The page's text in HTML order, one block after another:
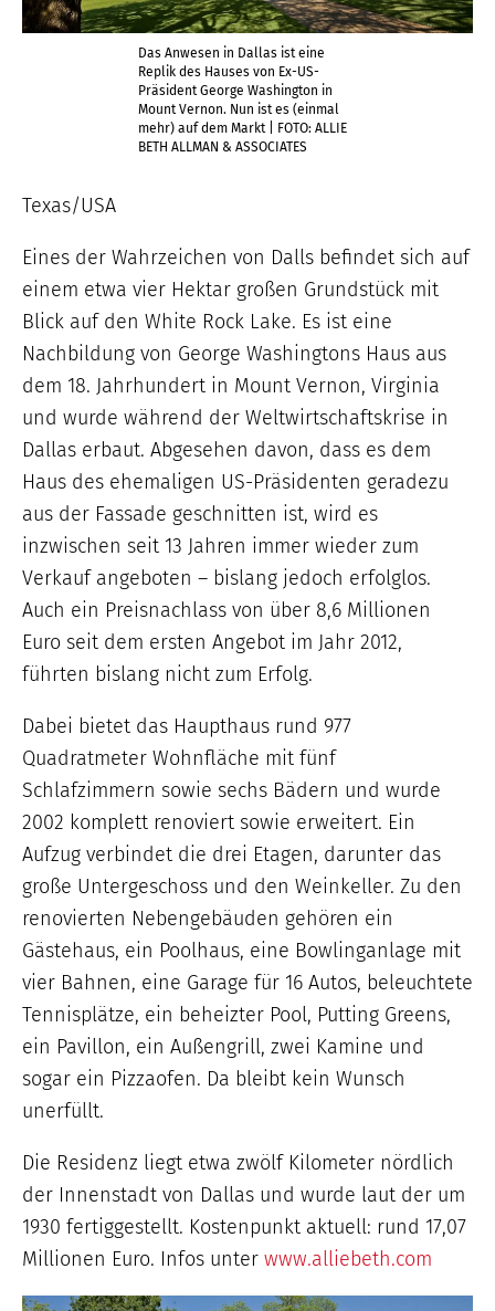
Das Anwesen in Dallas ist eine
Replik des Hauses von Ex-US-
Präsident George Washington in
Mount Vernon. Nun ist es (einmal
mehr) auf dem Markt | FOTO: ALLIE
BETH ALLMAN & ASSOCIATES
Texas/USA
Eines der Wahrzeichen von Dalls befindet sich auf
einem etwa vier Hektar großen Grundstück mit
Blick auf den White Rock Lake. Es ist eine
Nachbildung von George Washingtons Haus aus
dem 18. Jahrhundert in Mount Vernon, Virginia
und wurde während der Weltwirtschaftskrise in
Dallas erbaut. Abgesehen davon, dass es dem
Haus des ehemaligen US-Präsidenten geradezu
aus der Fassade geschnitten ist, wird es
inzwischen seit 13 Jahren immer wieder zum
Verkauf angeboten – bislang jedoch erfolglos.
Auch ein Preisnachlass von über 8,6 Millionen
Euro seit dem ersten Angebot im Jahr 2012,
führten bislang nicht zum Erfolg.
Dabei bietet das Haupthaus rund 977
Quadratmeter Wohnfläche mit fünf
Schlafzimmern sowie sechs Bädern und wurde
2002 komplett renoviert sowie erweitert. Ein
Aufzug verbindet die drei Etagen, darunter das
große Untergeschoss und den Weinkeller. Zu den
renovierten Nebengebäuden gehören ein
Gästehaus, ein Poolhaus, eine Bowlinganlage mit
vier Bahnen, eine Garage für 16 Autos, beleuchtete
Tennisplätze, ein beheizter Pool, Putting Greens,
ein Pavillon, ein Außengrill, zwei Kamine und
sogar ein Pizzaofen. Da bleibt kein Wunsch
unerfüllt.
Die Residenz liegt etwa zwölf Kilometer nördlich
der Innenstadt von Dallas und wurde laut der um
1930 fertiggestellt. Kostenpunkt aktuell: rund 17,07
Millionen Euro. Infos unter www.alliebeth.com